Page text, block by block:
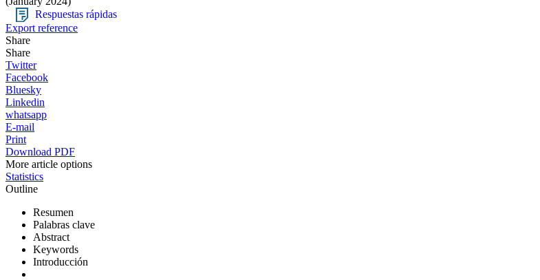
Respuestas rápidas
Export reference
Share
Share
Twitter
Facebook
Bluesky
Linkedin
whatsapp
E-mail
Print
Download PDF
More article options
Statistics
Outline
Resumen
Palabras clave
Abstract
Keywords
Introducción